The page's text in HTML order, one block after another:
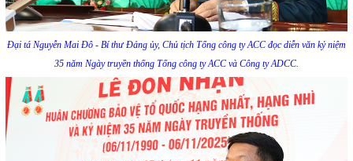
Đại tá Nguyễn Mai Đô - Bí thư Đảng ủy, Chủ tịch Tổng công ty ACC đọc diễn văn kỷ niệm
35 năm Ngày truyền thống Tổng công ty ACC và Công ty ADCC.